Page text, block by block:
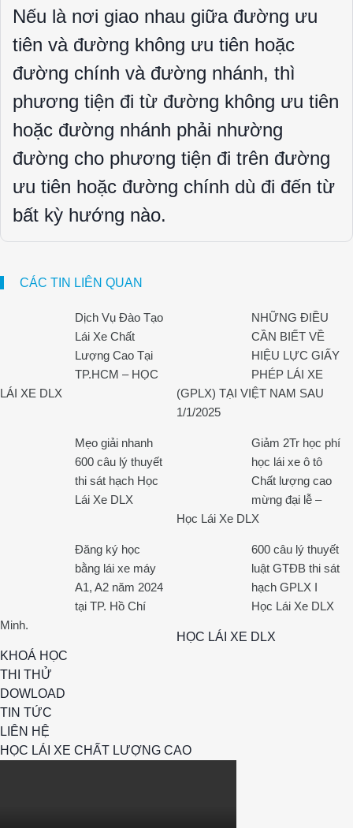
Nếu là nơi giao nhau giữa đường ưu
tiên và đường không ưu tiên hoặc
đường chính và đường nhánh, thì
phương tiện đi từ đường không ưu tiên
hoặc đường nhánh phải nhường
đường cho phương tiện đi trên đường
ưu tiên hoặc đường chính dù đi đến từ
bất kỳ hướng nào.
CÁC TIN LIÊN QUAN
Dịch Vụ Đào Tạo
Lái Xe Chất
Lượng Cao Tại
TP.HCM – HỌC
LÁI XE DLX
NHỮNG ĐIỀU
CẦN BIẾT VỀ
HIỆU LỰC GIẤY
PHÉP LÁI XE
(GPLX) TẠI VIỆT NAM SAU
1/1/2025
Mẹo giải nhanh
600 câu lý thuyết
thi sát hạch Học
Lái Xe DLX
Giảm 2Tr học phí
học lái xe ô tô
Chất lượng cao
mừng đại lễ –
Học Lái Xe DLX
Đăng ký học
bằng lái xe máy
A1, A2 năm 2024
tại TP. Hồ Chí
Minh.
600 câu lý thuyết
luật GTĐB thi sát
hạch GPLX I
Học Lái Xe DLX
HỌC LÁI XE DLX
KHOÁ HỌC
THI THỬ
DOWLOAD
TIN TỨC
LIÊN HỆ
HỌC LÁI XE CHẤT LƯỢNG CAO